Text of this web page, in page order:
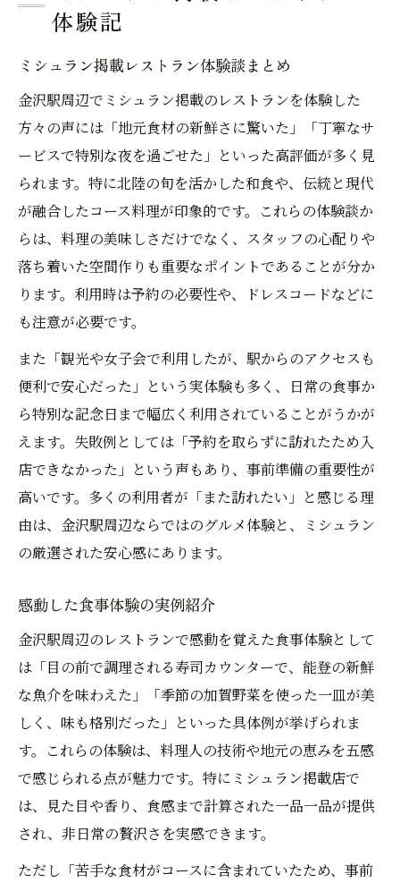
体験記
ミシュラン掲載レストラン体験談まとめ
金沢駅周辺でミシュラン掲載のレストランを体験した
方々の声には「地元食材の新鮮さに驚いた」「丁寧なサ
ービスで特別な夜を過ごせた」といった高評価が多く見
られます。特に北陸の旬を活かした和食や、伝統と現代
が融合したコース料理が印象的です。これらの体験談か
らは、料理の美味しさだけでなく、スタッフの心配りや
落ち着いた空間作りも重要なポイントであることが分か
ります。利用時は予約の必要性や、ドレスコードなどに
も注意が必要です。
また「観光や女子会で利用したが、駅からのアクセスも
便利で安心だった」という実体験も多く、日常の食事か
ら特別な記念日まで幅広く利用されていることがうかが
えます。失敗例としては「予約を取らずに訪れたため入
店できなかった」という声もあり、事前準備の重要性が
高いです。多くの利用者が「また訪れたい」と感じる理
由は、金沢駅周辺ならではのグルメ体験と、ミシュラン
の厳選された安心感にあります。
感動した食事体験の実例紹介
金沢駅周辺のレストランで感動を覚えた食事体験として
は「目の前で調理される寿司カウンターで、能登の新鮮
な魚介を味わえた」「季節の加賀野菜を使った一皿が美
しく、味も格別だった」といった具体例が挙げられま
す。これらの体験は、料理人の技術や地元の恵みを五感
で感じられる点が魅力です。特にミシュラン掲載店で
は、見た目や香り、食感まで計算された一品一品が提供
され、非日常の贅沢さを実感できます。
ただし「苦手な食材がコースに含まれていたため、事前